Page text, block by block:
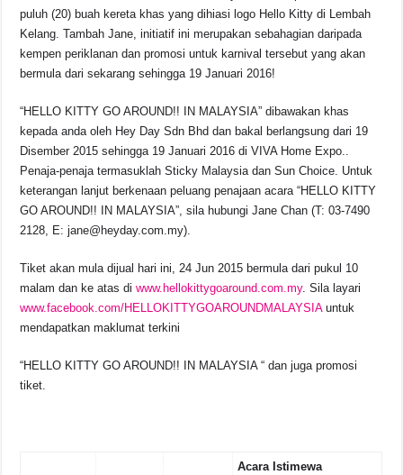
puluh (20) buah kereta khas yang dihiasi logo Hello Kitty di Lembah
Kelang. Tambah Jane, initiatif ini merupakan sebahagian daripada
kempen periklanan dan promosi untuk karnival tersebut yang akan
bermula dari sekarang sehingga 19 Januari 2016!
“HELLO KITTY GO AROUND!! IN MALAYSIA” dibawakan khas
kepada anda oleh Hey Day Sdn Bhd dan bakal berlangsung dari 19
Disember 2015 sehingga 19 Januari 2016 di VIVA Home Expo..
Penaja-penaja termasuklah Sticky Malaysia dan Sun Choice. Untuk
keterangan lanjut berkenaan peluang penajaan acara “HELLO KITTY
GO AROUND!! IN MALAYSIA”, sila hubungi Jane Chan (T: 03-7490
2128, E: jane@heyday.com.my).
Tiket akan mula dijual hari ini, 24 Jun 2015 bermula dari pukul 10
malam dan ke atas diwww.hellokittygoaround.com.my. Sila layari
www.facebook.com/HELLOKITTYGOAROUNDMALAYSIAuntuk
mendapatkan maklumat terkini
“HELLO KITTY GO AROUND!! IN MALAYSIA “ dan juga promosi
tiket.
Acara Istimewa